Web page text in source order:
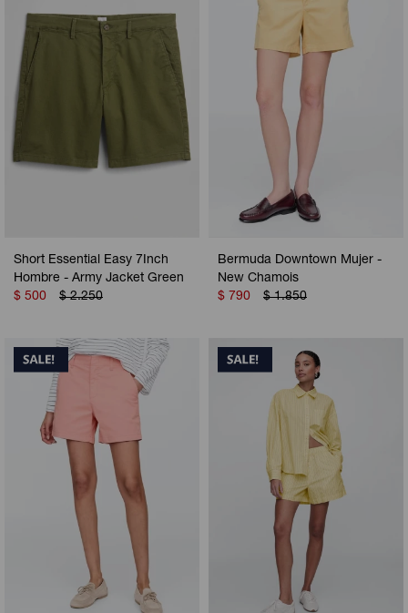
Short Essential Easy 7Inch
Hombre - Army Jacket Green
$ 500 $ 2.250
Bermuda Downtown Mujer -
New Chamois
$ 790 $ 1.850
Camperas
Vestidos y polleras
Calzas
Camperas
Ropa interior
Camperas
Pijamas
Camperas
Sets